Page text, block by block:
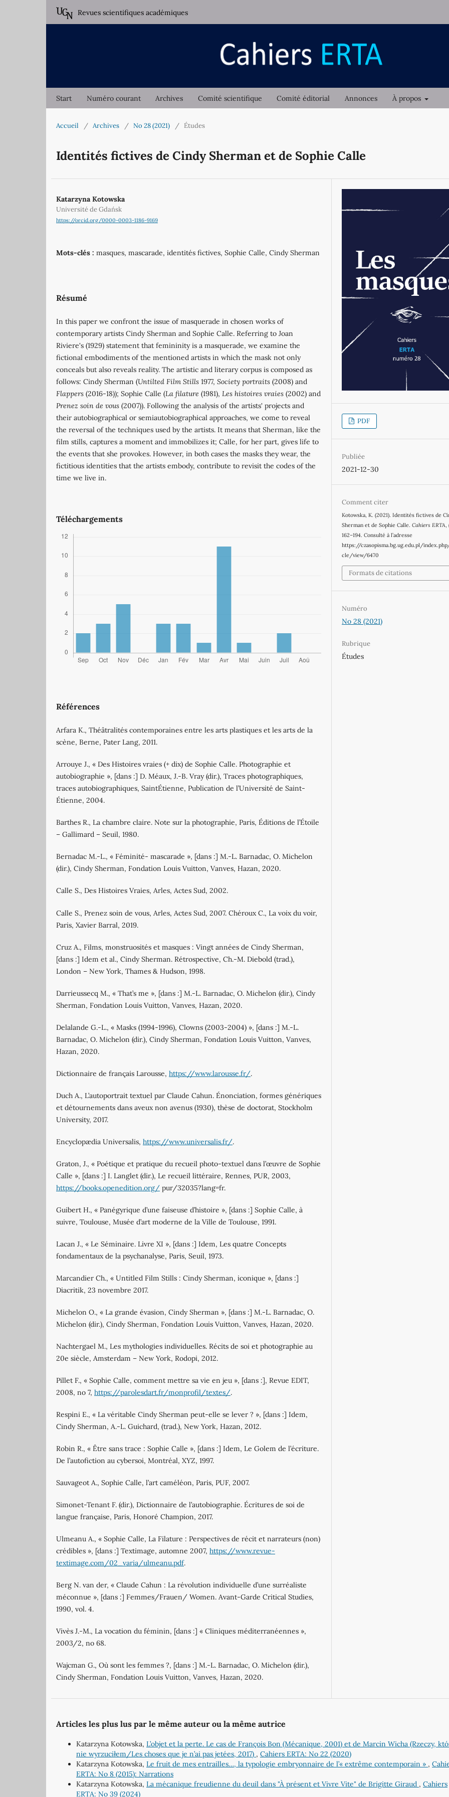
Start Numéro courant Archives Comité scientifique Comité éditorial Annonces À propos
Revues scientifiques académiques
Accueil / Archives / No 28 (2021) / Études
Identités fictives de Cindy Sherman et de Sophie Calle
Katarzyna Kotowska
Université de Gdańsk
https://orcid.org/0000-0003-1186-9169
Mots-clés : masques, mascarade, identités fictives, Sophie Calle, Cindy Sherman
Résumé
In this paper we confront the issue of masquerade in chosen works of
contemporary artists Cindy Sherman and Sophie Calle. Referring to Joan
Riviere's (1929) statement that femininity is a masquerade, we examine the
fictional embodiments of the mentioned artists in which the mask not only
conceals but also reveals reality. The artistic and literary corpus is composed as
follows: Cindy Sherman (Untilted Film Stills 1977, Society portraits (2008) and
Flappers (2016-18)); Sophie Calle (La filature (1981), Les histoires vraies (2002) and
Prenez soin de vous (2007)). Following the analysis of the artists' projects and
their autobiographical or semiautobiographical approaches, we come to reveal
the reversal of the techniques used by the artists. It means that Sherman, like the
film stills, captures a moment and immobilizes it; Calle, for her part, gives life to
the events that she provokes. However, in both cases the masks they wear, the
fictitious identities that the artists embody, contribute to revisit the codes of the
time we live in.
Téléchargements
Références
Arfara K., Théâtralités contemporaines entre les arts plastiques et les arts de la
scène, Berne, Pater Lang, 2011.
Arrouye J., « Des Histoires vraies (+ dix) de Sophie Calle. Photographie et
autobiographie », [dans :] D. Méaux, J.-B. Vray (dir.), Traces photographiques,
traces autobiographiques, SaintÉtienne, Publication de l’Université de Saint-
Étienne, 2004.
Barthes R., La chambre claire. Note sur la photographie, Paris, Éditions de l’Étoile
– Gallimard – Seuil, 1980.
Bernadac M.-L., « Féminité- mascarade », [dans :] M.-L. Barnadac, O. Michelon
(dir.), Cindy Sherman, Fondation Louis Vuitton, Vanves, Hazan, 2020.
Calle S., Des Histoires Vraies, Arles, Actes Sud, 2002.
Calle S., Prenez soin de vous, Arles, Actes Sud, 2007. Chéroux C., La voix du voir,
Paris, Xavier Barral, 2019.
Cruz A., Films, monstruosités et masques : Vingt années de Cindy Sherman,
[dans :] Idem et al., Cindy Sherman. Rétrospective, Ch.-M. Diebold (trad.),
London – New York, Thames & Hudson, 1998.
Darrieussecq M., « That’s me », [dans :] M.-L. Barnadac, O. Michelon (dir.), Cindy
Sherman, Fondation Louis Vuitton, Vanves, Hazan, 2020.
Delalande G.-L., « Masks (1994-1996), Clowns (2003-2004) », [dans :] M.-L.
Barnadac, O. Michelon (dir.), Cindy Sherman, Fondation Louis Vuitton, Vanves,
Hazan, 2020.
Dictionnaire de français Larousse, https://www.larousse.fr/.
Duch A., L’autoportrait textuel par Claude Cahun. Énonciation, formes génériques
et détournements dans aveux non avenus (1930), thèse de doctorat, Stockholm
University, 2017.
Encyclopædia Universalis, https://www.universalis.fr/.
Graton, J., « Poétique et pratique du recueil photo-textuel dans l’œuvre de Sophie
Calle », [dans :] I. Langlet (dir.), Le recueil littéraire, Rennes, PUR, 2003,
https://books.openedition.org/ pur/32035?lang=fr.
Guibert H., « Panégyrique d’une faiseuse d’histoire », [dans :] Sophie Calle, à
suivre, Toulouse, Musée d’art moderne de la Ville de Toulouse, 1991.
Lacan J., « Le Séminaire. Livre XI », [dans :] Idem, Les quatre Concepts
fondamentaux de la psychanalyse, Paris, Seuil, 1973.
Marcandier Ch., « Untitled Film Stills : Cindy Sherman, iconique », [dans :]
Diacritik, 23 novembre 2017.
Michelon O., « La grande évasion, Cindy Sherman », [dans :] M.-L. Barnadac, O.
Michelon (dir.), Cindy Sherman, Fondation Louis Vuitton, Vanves, Hazan, 2020.
Nachtergael M., Les mythologies individuelles. Récits de soi et photographie au
20e siècle, Amsterdam – New York, Rodopi, 2012.
Pillet F., « Sophie Calle, comment mettre sa vie en jeu », [dans :], Revue EDIT,
2008, no 7, https://parolesdart.fr/monprofil/textes/.
Respini E., « La véritable Cindy Sherman peut-elle se lever ? », [dans :] Idem,
Cindy Sherman, A.-L. Guichard, (trad.), New York, Hazan, 2012.
Robin R., « Être sans trace : Sophie Calle », [dans :] Idem, Le Golem de l’écriture.
De l’autofiction au cybersoi, Montréal, XYZ, 1997.
Sauvageot A., Sophie Calle, l’art caméléon, Paris, PUF, 2007.
Simonet-Tenant F. (dir.), Dictionnaire de l’autobiographie. Écritures de soi de
langue française, Paris, Honoré Champion, 2017.
Ulmeanu A., « Sophie Calle, La Filature : Perspectives de récit et narrateurs (non)
crédibles », [dans :] Textimage, automne 2007, https://www.revue-
textimage.com/02_varia/ulmeanu.pdf.
Berg N. van der, « Claude Cahun : La révolution individuelle d’une surréaliste
méconnue », [dans :] Femmes/Frauen/ Women. Avant-Garde Critical Studies,
1990, vol. 4.
Vivès J.-M., La vocation du féminin, [dans :] « Cliniques méditerranéennes »,
2003/2, no 68.
Wajcman G., Où sont les femmes ?, [dans :] M.-L. Barnadac, O. Michelon (dir.),
Cindy Sherman, Fondation Louis Vuitton, Vanves, Hazan, 2020.
PDF
Publiée
2021-12-30
Comment citer
Kotowska, K. (2021). Identités fictives de
Sherman et de Sophie Calle.Cahiers ERTA,
162–194. Consulté à l’adresse
https://czasopisma.bg.ug.edu.pl/
cle/view/6470
Formats de citations
Numéro
No 28 (2021)
Rubrique
Études
Articles les plus lus par le même auteur ou la même autrice
Katarzyna Kotowska, L’objet et la perte. Le cas de François Bon (Mécanique, 2001) et de Marcin Wicha (Rzeczy,
nie wyrzuciłem/Les choses que je n’ai pas jetées, 2017) , Cahiers ERTA: No 22 (2020)
Katarzyna Kotowska, Le fruit de mes entrailles…, la typologie embryonnaire de l’« extrême contemporain » ,
ERTA: No 8 (2015): Narrations
Katarzyna Kotowska, La mécanique freudienne du deuil dans "À présent et Vivre Vite" de Brigitte Giraud , Cahiers
ERTA: No 39 (2024)